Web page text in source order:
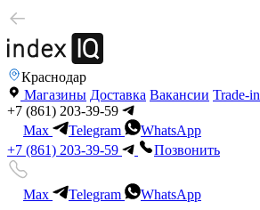
Краснодар
Магазины Доставка Вакансии Trade-in
+7 (861) 203-39-59
Max
Telegram
WhatsApp
+7 (861) 203-39-59
Позвонить
Max Telegram
WhatsApp